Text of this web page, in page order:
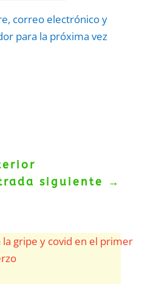
correo electrónico y
para la próxima vez
siguiente
→